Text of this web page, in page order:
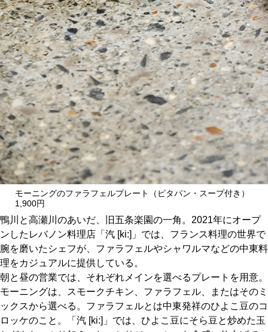
今月の京みやげ
京都の書店
CULTURE
すべて
関西で開催。
おすすめの展覧会
おすすめの映画
誠光社で選びました。
おすすめの本
紹介します。
おすすめのイベント
モーニングのファラフェルプレート（ピタパン・スープ付き）
1,900円
鴨川と高瀬川のあいだ、旧五条楽園の一角。2021年にオープ
ンしたレバノン料理店「汽 [ki:]」では、フランス料理の世界で
腕を磨いたシェフが、ファラフェルやシャワルマなどの中東料
理をカジュアルに提供している。
朝と昼の営業では、それぞれメインを選べるプレートを用意。
モーニングは、スモークチキン、ファラフェル、またはそのミ
ックスから選べる。ファラフェルとは中東発祥のひよこ豆のコ
ロッケのこと。「汽 [ki:]」では、ひよこ豆にそら豆と炒めた玉